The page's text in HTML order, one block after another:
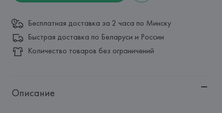
Бесплатная доставка за 2 часа по Минску
Быстрая доставка по Беларуси и России
Количество товаров без ограничений
Описание